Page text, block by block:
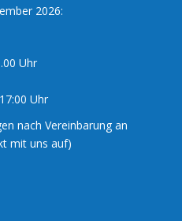
2026:
Uhr
Uhr
nach Vereinbarung an
mit uns auf)